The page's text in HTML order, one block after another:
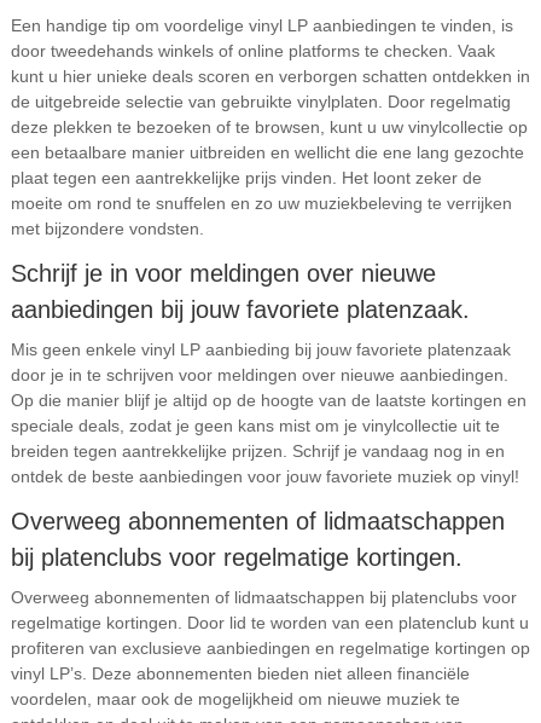
Een handige tip om voordelige vinyl LP aanbiedingen te vinden, is
door tweedehands winkels of online platforms te checken. Vaak
kunt u hier unieke deals scoren en verborgen schatten ontdekken in
de uitgebreide selectie van gebruikte vinylplaten. Door regelmatig
deze plekken te bezoeken of te browsen, kunt u uw vinylcollectie op
een betaalbare manier uitbreiden en wellicht die ene lang gezochte
plaat tegen een aantrekkelijke prijs vinden. Het loont zeker de
moeite om rond te snuffelen en zo uw muziekbeleving te verrijken
met bijzondere vondsten.
Schrijf je in voor meldingen over nieuwe
aanbiedingen bij jouw favoriete platenzaak.
Mis geen enkele vinyl LP aanbieding bij jouw favoriete platenzaak
door je in te schrijven voor meldingen over nieuwe aanbiedingen.
Op die manier blijf je altijd op de hoogte van de laatste kortingen en
speciale deals, zodat je geen kans mist om je vinylcollectie uit te
breiden tegen aantrekkelijke prijzen. Schrijf je vandaag nog in en
ontdek de beste aanbiedingen voor jouw favoriete muziek op vinyl!
Overweeg abonnementen of lidmaatschappen
bij platenclubs voor regelmatige kortingen.
Overweeg abonnementen of lidmaatschappen bij platenclubs voor
regelmatige kortingen. Door lid te worden van een platenclub kunt u
profiteren van exclusieve aanbiedingen en regelmatige kortingen op
vinyl LP’s. Deze abonnementen bieden niet alleen financiële
voordelen, maar ook de mogelijkheid om nieuwe muziek te